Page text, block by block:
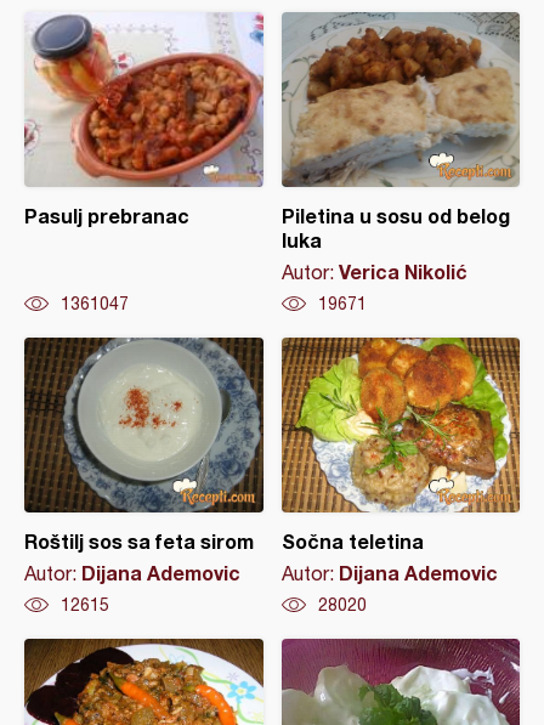
Pasulj prebranac
1361047
Piletina u sosu od belog
luka
Autor: Verica Nikolić
19671
Roštilj sos sa feta sirom
Autor: Dijana Ademovic
12615
Sočna teletina
Autor: Dijana Ademovic
28020